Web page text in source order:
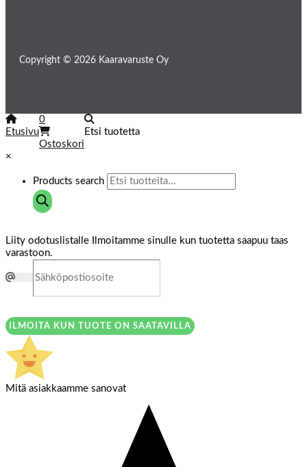
Copyright © 2026 Kaaravaruste Oy
Etusivu
0
Ostoskori
Etsi tuotetta
×
Products search
Liity odotuslistalle
Ilmoitamme sinulle kun tuotetta saapuu taas
varastoon.
ILMOITA KUN TUOTE ON SAATAVILLA
Mitä asiakkaamme sanovat